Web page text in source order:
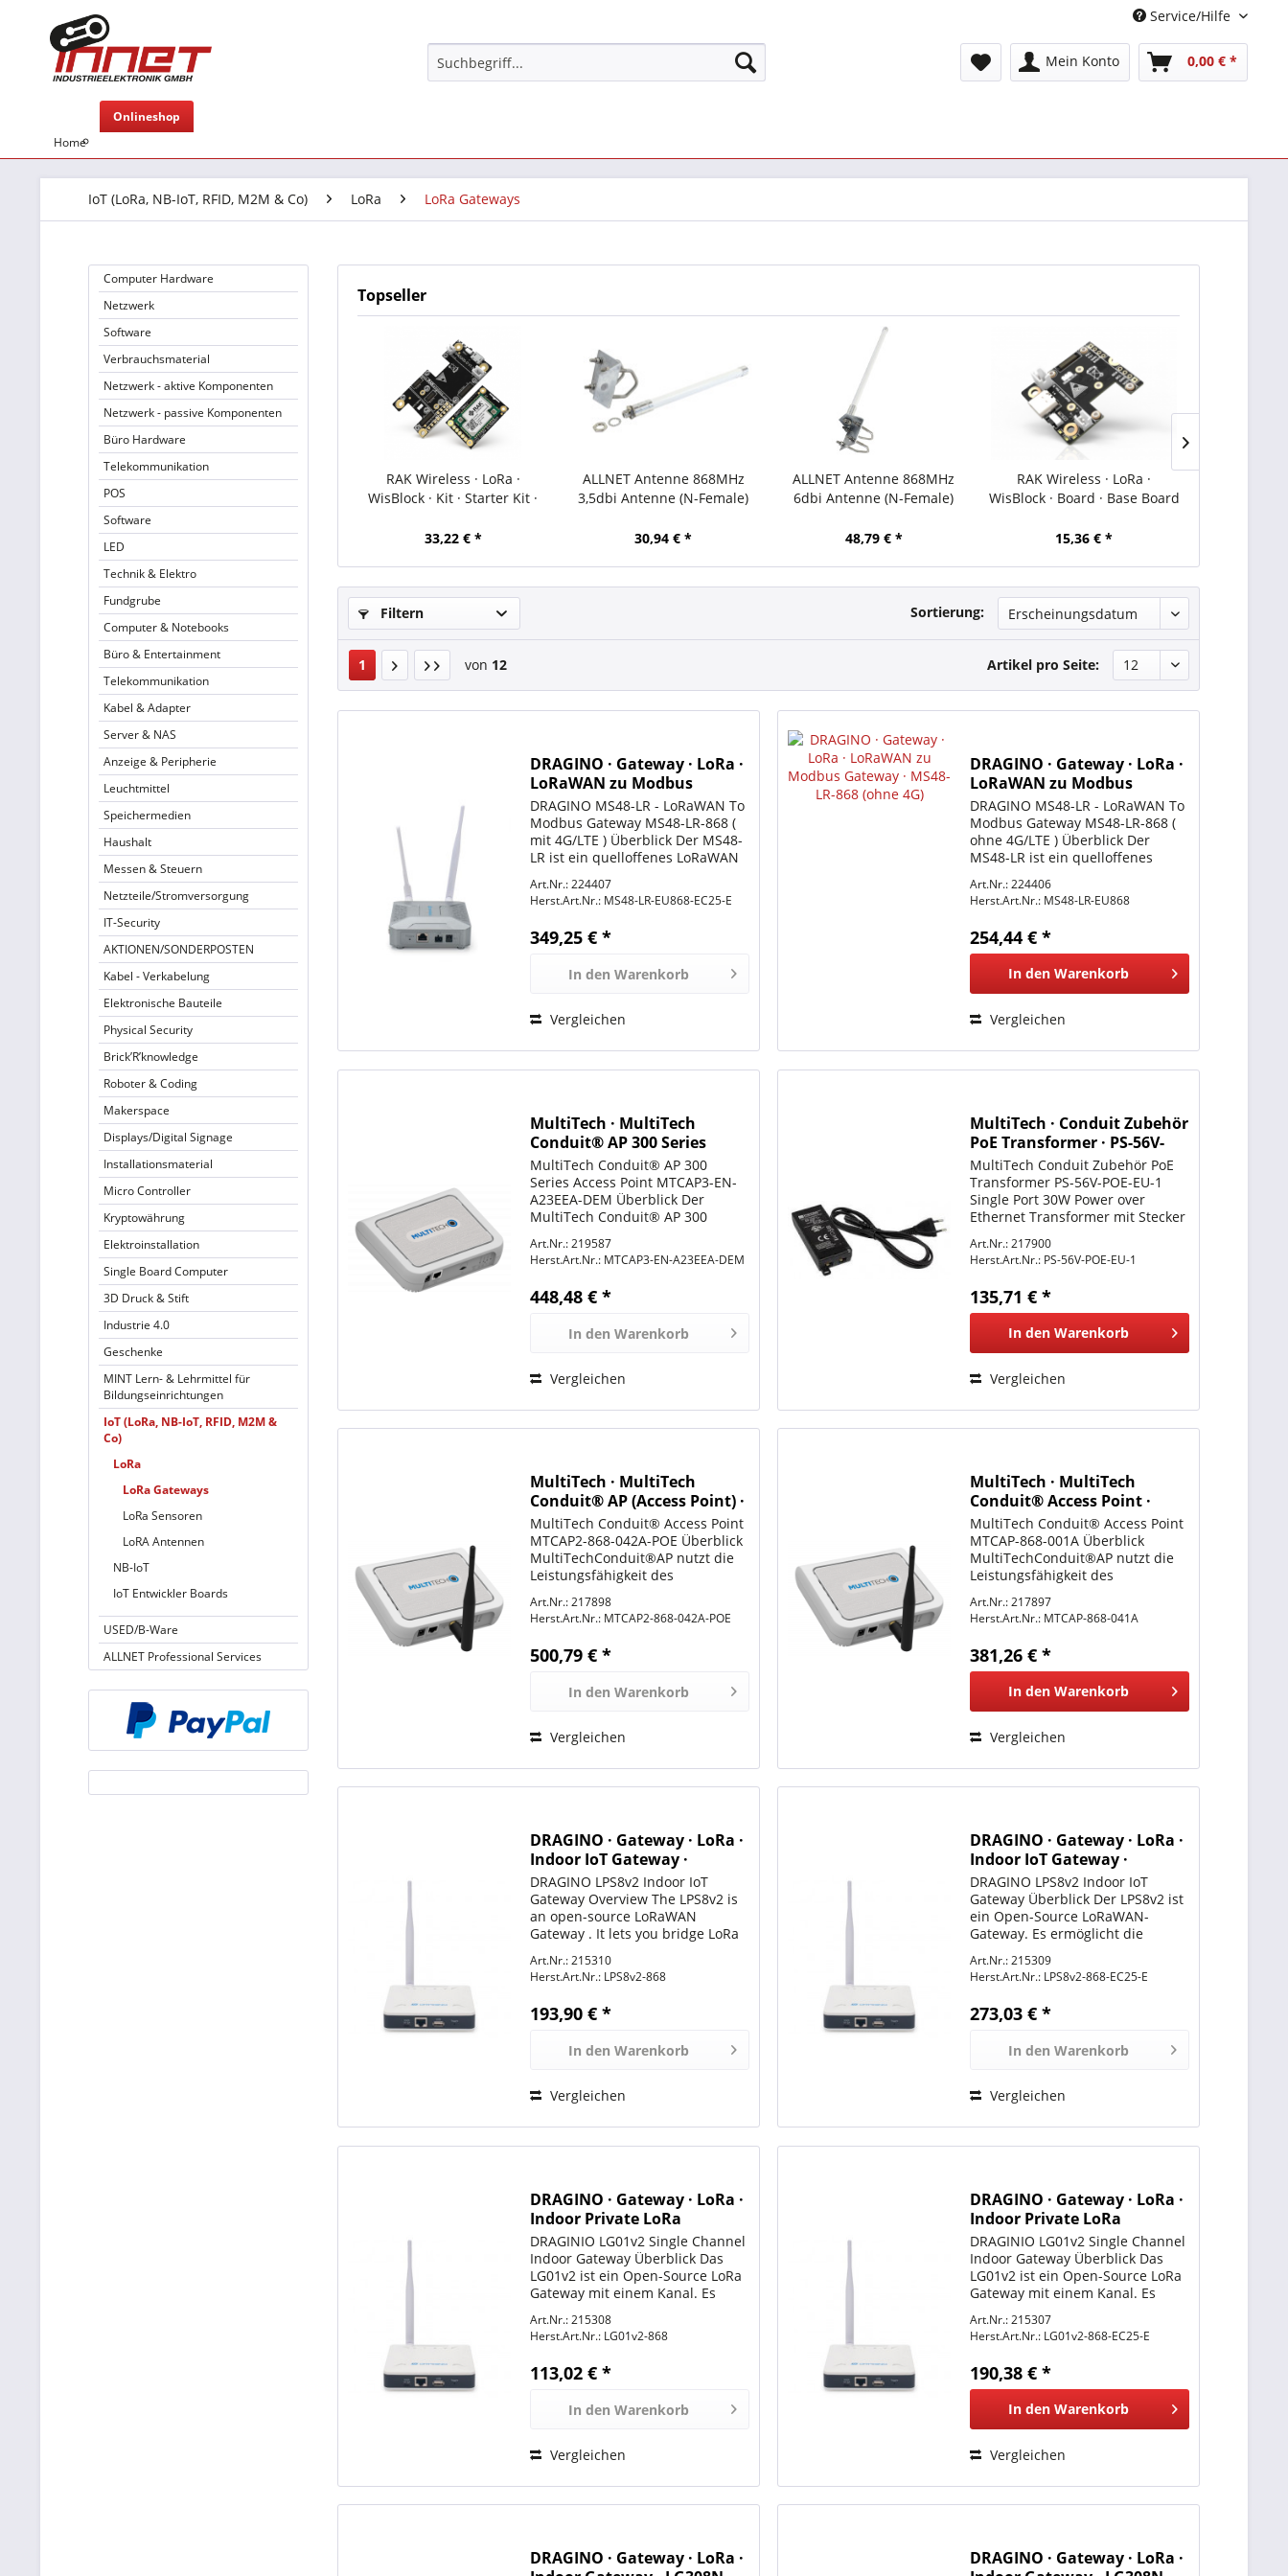
Service/Hilfe
Mein Konto 0,00 € *
Home
Onlineshop
IoT (LoRa, NB-IoT, RFID, M2M & Co) LoRa LoRa Gateways
Computer Hardware
Netzwerk
Software
Verbrauchsmaterial
Netzwerk - aktive Komponenten
Netzwerk - passive Komponenten
Büro Hardware
Telekommunikation
POS
Software
LED
Technik & Elektro
Fundgrube
Computer & Notebooks
Büro & Entertainment
Telekommunikation
Kabel & Adapter
Server & NAS
Anzeige & Peripherie
Leuchtmittel
Speichermedien
Haushalt
Messen & Steuern
Netzteile/Stromversorgung
IT-Security
AKTIONEN/SONDERPOSTEN
Kabel - Verkabelung
Elektronische Bauteile
Physical Security
Brick’R’knowledge
Roboter & Coding
Makerspace
Displays/Digital Signage
Installationsmaterial
Micro Controller
Kryptowährung
Elektroinstallation
Single Board Computer
3D Druck & Stift
Industrie 4.0
Geschenke
MINT Lern- & Lehrmittel für
Bildungseinrichtungen
IoT (LoRa, NB-IoT, RFID, M2M &
Co)
LoRa
LoRa Gateways
LoRa Sensoren
LoRA Antennen
NB-IoT
IoT Entwickler Boards
USED/B-Ware
ALLNET Professional Services
Topseller
RAK Wireless · LoRa ·
WisBlock · Kit · Starter Kit ·
33,22 € *
ALLNET Antenne 868MHz
3,5dbi Antenne (N-Female)
ANT-868-3.5dbi-OMNI LoRA
30,94 € *
ALLNET Antenne 868MHz
6dbi Antenne (N-Female)
ANT-868-6dbi-OMNI
48,79 € *
RAK Wireless · LoRa ·
WisBlock · Board · Base Board
15,36 € *
Filtern Sortierung:
1 von 12 Artikel pro Seite:
DRAGINO · Gateway · LoRa ·
LoRaWAN zu Modbus
Gateway · MS48-LR-868 (mit
4G)
DRAGINO MS48-LR - LoRaWAN To
Modbus Gateway MS48-LR-868 (
mit 4G/LTE ) Überblick Der MS48-
LR ist ein quelloffenes LoRaWAN
ermöglicht die Verbindung eines
LoRa-Funknetzes mit einem IP-
Netz über WiFi, Ethernet oder...
Art.Nr.: 224407
Herst.Art.Nr.: MS48-LR-EU868-EC25-E
349,25 € *
In den Warenkorb
Vergleichen
DRAGINO · Gateway · LoRa ·
LoRaWAN zu Modbus
Gateway · MS48-LR-868
(ohne 4G)
DRAGINO MS48-LR - LoRaWAN To
Modbus Gateway MS48-LR-868 (
ohne 4G/LTE ) Überblick Der
MS48-LR ist ein quelloffenes
ermöglicht die Verbindung eines
LoRa-Funknetzes mit einem IP-
Netz über WiFi, Ethernet oder...
Art.Nr.: 224406
Herst.Art.Nr.: MS48-LR-EU868
254,44 € *
In den Warenkorb
Vergleichen
MultiTech · MultiTech
Conduit® AP 300 Series
Access Point · MTCAP3-EN-
A23EEA-DEM
MultiTech Conduit® AP 300
Series Access Point MTCAP3-EN-
A23EEA-DEM Überblick Der
MultiTech Conduit® AP 300
mPower™ Edge Intelligence-
Betriebssystem dient als Gateway
der Konnektivität...
Art.Nr.: 219587
Herst.Art.Nr.: MTCAP3-EN-A23EEA-DEM
448,48 € *
In den Warenkorb
Vergleichen
MultiTech · Conduit Zubehör
PoE Transformer · PS-56V-
POE-EU-1
MultiTech Conduit Zubehör PoE
Transformer PS-56V-POE-EU-1
Single Port 30W Power over
Ethernet Transformer mit Stecker
den Einsatz mit MTCDTIP,
MTCDTIP2 und MTCAP2
Art.Nr.: 217900
Herst.Art.Nr.: PS-56V-POE-EU-1
135,71 € *
In den Warenkorb
Vergleichen
MultiTech · MultiTech
Conduit® AP (Access Point) ·
MTCAP2-868-042A-POE
MultiTech Conduit® Access Point
MTCAP2-868-042A-POE Überblick
MultiTechConduit®AP nutzt die
Leistungsfähigkeit des
gebäudeinterne Durchdringung
und Konnektivität für Tausende
von IoT-Anlagen zu
ermöglichen....
Art.Nr.: 217898
Herst.Art.Nr.: MTCAP2-868-042A-POE
500,79 € *
In den Warenkorb
Vergleichen
MultiTech · MultiTech
Conduit® Access Point ·
MTCAP-868-041A
MultiTech Conduit® Access Point
MTCAP-868-001A Überblick
MultiTechConduit®AP nutzt die
Leistungsfähigkeit des
gebäudeinterne Durchdringung
und Konnektivität für Tausende
von IoT-Anlagen zu ermöglichen.
Der...
Art.Nr.: 217897
Herst.Art.Nr.: MTCAP-868-041A
381,26 € *
In den Warenkorb
Vergleichen
DRAGINO · Gateway · LoRa ·
Indoor IoT Gateway ·
LPS8v2-868 (ohne 4G)
DRAGINO LPS8v2 Indoor IoT
Gateway Overview The LPS8v2 is
an open-source LoRaWAN
Gateway . It lets you bridge LoRa
via WiFi , Ethernet or Cellular
Network (via Optional 4G
module). The LoRa wireless...
Art.Nr.: 215310
Herst.Art.Nr.: LPS8v2-868
193,90 € *
In den Warenkorb
Vergleichen
DRAGINO · Gateway · LoRa ·
Indoor IoT Gateway ·
LPS8v2-868-EC25-E (mit 4G)
DRAGINO LPS8v2 Indoor IoT
Gateway Überblick Der LPS8v2 ist
ein Open-Source LoRaWAN-
Gateway. Es ermöglicht die
Funknetzwerken mit einem IP-
Netzwerk über WiFi, Ethernet
oder ein Mobilfunknetz (über ein
optionales...
Art.Nr.: 215309
Herst.Art.Nr.: LPS8v2-868-EC25-E
273,03 € *
In den Warenkorb
Vergleichen
DRAGINO · Gateway · LoRa ·
Indoor Private LoRa
Gateway ohne 4G · Single
Channel · LG01v2-868
DRAGINIO LG01v2 Single Channel
Indoor Gateway Überblick Das
LG01v2 ist ein Open-Source LoRa
Gateway mit einem Kanal. Es
LoRa-Funknetzes mit einem IP-
Netz über WiFi, Ethernet oder ein
Art.Nr.: 215308
Herst.Art.Nr.: LG01v2-868
113,02 € *
In den Warenkorb
Vergleichen
DRAGINO · Gateway · LoRa ·
Indoor Private LoRa
Gateway mit 4G · Single
Channel · LG01v2-868-EC25-E
DRAGINIO LG01v2 Single Channel
Indoor Gateway Überblick Das
LG01v2 ist ein Open-Source LoRa
Gateway mit einem Kanal. Es
LoRa-Funknetzes mit einem IP-
Netz über WiFi, Ethernet oder ein
Art.Nr.: 215307
Herst.Art.Nr.: LG01v2-868-EC25-E
190,38 € *
In den Warenkorb
Vergleichen
DRAGINO · Gateway · LoRa ·
DRAGINO · Gateway · LoRa ·